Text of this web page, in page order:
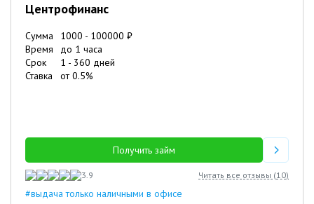
Центрофинанс
Сумма 1000 - 100000 ₽
Время
до 1 часа
Срок
1 - 360 дней
Ставка
от0.5%
Получить займ
3.9 Читать все отзывы (10)
#выдача только наличными в офисе